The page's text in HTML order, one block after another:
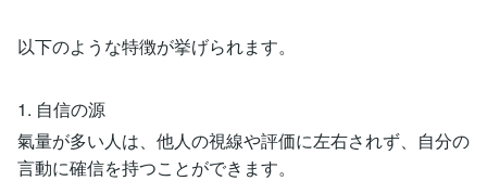
以下のような特徴が挙げられます。
1. 自信の源
氣量が多い人は、他人の視線や評価に左右されず、自分の
言動に確信を持つことができます。